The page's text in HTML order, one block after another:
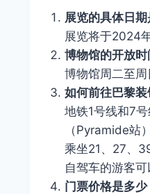
展览的具体日期
展览将于2024
博物馆的开放时
博物馆周二至周
如何前往巴黎装
地铁1号线和7
（Pyramide站）
乘坐21、27、
自驾车的游客
门票价格是多少